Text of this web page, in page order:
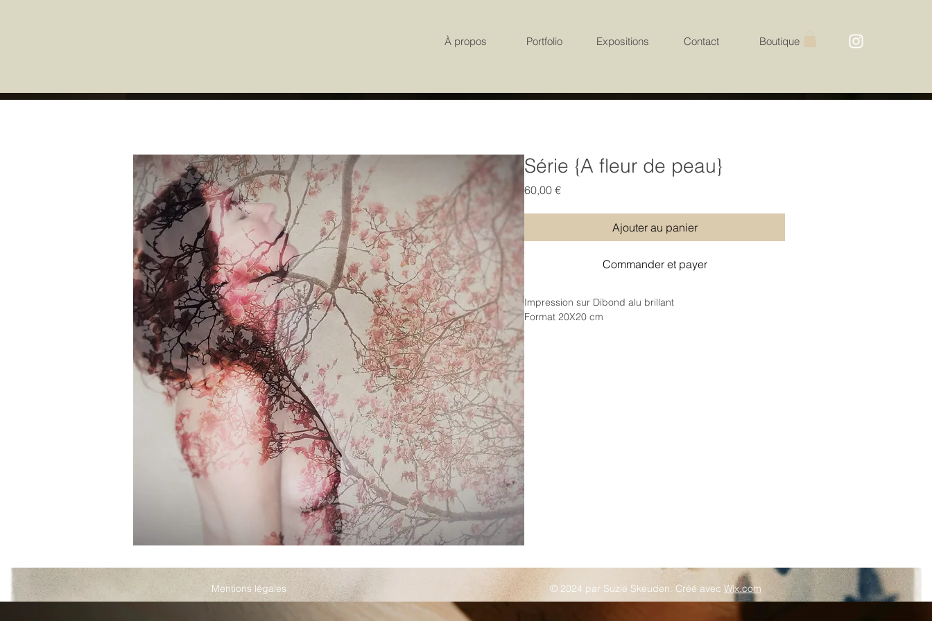
À propos Portfolio Expositions Contact Boutique
Série {A fleur de peau}
60,00 €Prix
Ajouter au panier
Commander et payer
Impression sur Dibond alu brillant
Format 20X20 cm
Mentions légales © 2024 par Suzie Skeuden. Créé avec Wix.com